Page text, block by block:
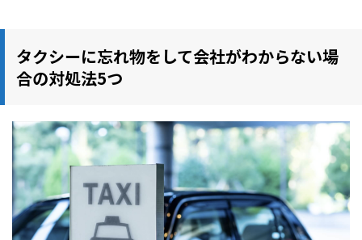
タクシーに忘れ物をして会社がわからない場
合の対処法5つ